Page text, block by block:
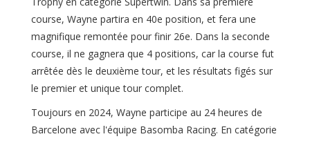
course, Wayne partira en 40e position, et fera une
magnifique remontée pour finir 26e. Dans la seconde
course, il ne gagnera que 4 positions, car la course fut
arrêtée dès le deuxième tour, et les résultats figés sur
le premier et unique tour complet.
Toujours en 2024, Wayne participe au 24 heures de
Barcelone avec l'équipe Basomba Racing. En catégorie